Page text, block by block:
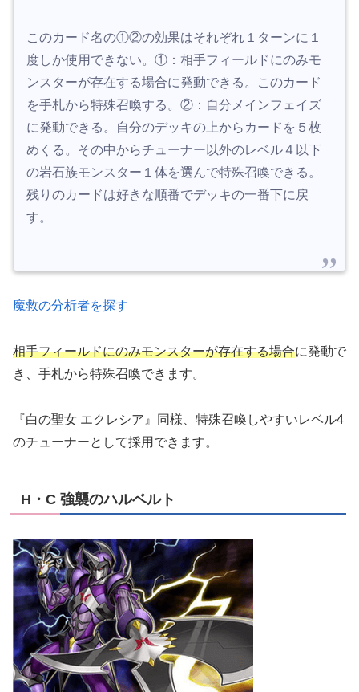
このカード名の①②の効果はそれぞれ１ターンに１
度しか使用できない。①：相手フィールドにのみモ
ンスターが存在する場合に発動できる。このカード
を手札から特殊召喚する。②：自分メインフェイズ
に発動できる。自分のデッキの上からカードを５枚
めくる。その中からチューナー以外のレベル４以下
の岩石族モンスター１体を選んで特殊召喚できる。
残りのカードは好きな順番でデッキの一番下に戻
す。
魔救の分析者を探す
相手フィールドにのみモンスターが存在する場合に発動で
き、手札から特殊召喚できます。
『白の聖女 エクレシア』同様、特殊召喚しやすいレベル4
のチューナーとして採用できます。
H・C 強襲のハルベルト